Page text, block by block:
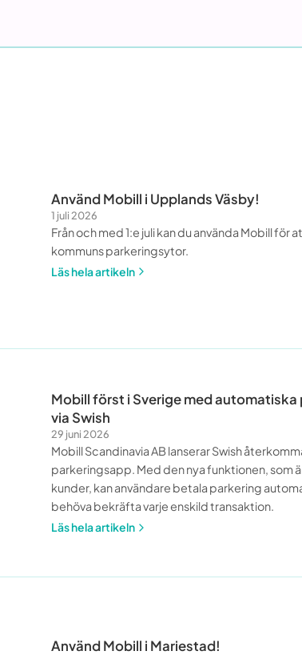
Använd Mobill i Upplands Väsby!
1 juli 2026
Från och med 1:e juli kan du använda Mobill för
kommuns parkeringsytor.
Läs hela artikeln
Mobill först i Sverige med
via Swish
29 juni 2026
Mobill Scandinavia AB lanserar Swish
parkeringsapp. Med den nya funktionen, som
kunder, kan användare betala parkering
behöva bekräfta varje enskild transaktion.
Läs hela artikeln
Använd Mobill i Mariestad!